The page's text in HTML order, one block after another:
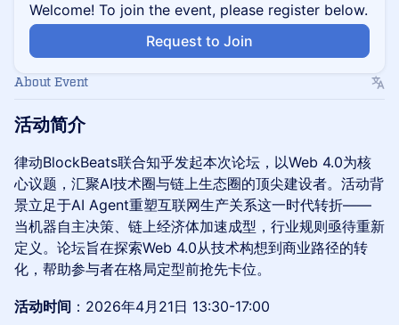
Welcome! To join the event, please register below.
Request to Join
About Event
活动简介
律动BlockBeats联合知乎发起本次论坛，以Web 4.0为核
心议题，汇聚AI技术圈与链上生态圈的顶尖建设者。活动背
景立足于AI Agent重塑互联网生产关系这一时代转折——
当机器自主决策、链上经济体加速成型，行业规则亟待重新
定义。论坛旨在探索Web 4.0从技术构想到商业路径的转
化，帮助参与者在格局定型前抢先卡位。
活动时间 ：2026年4月21日 13:30-17:00